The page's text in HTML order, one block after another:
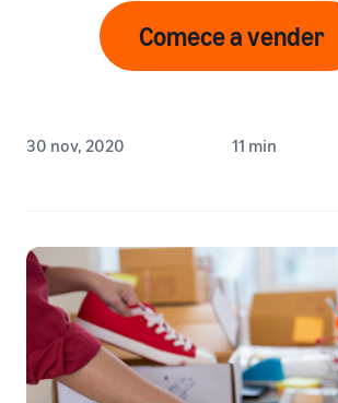
Comece a vender
30 nov, 2020 11 min